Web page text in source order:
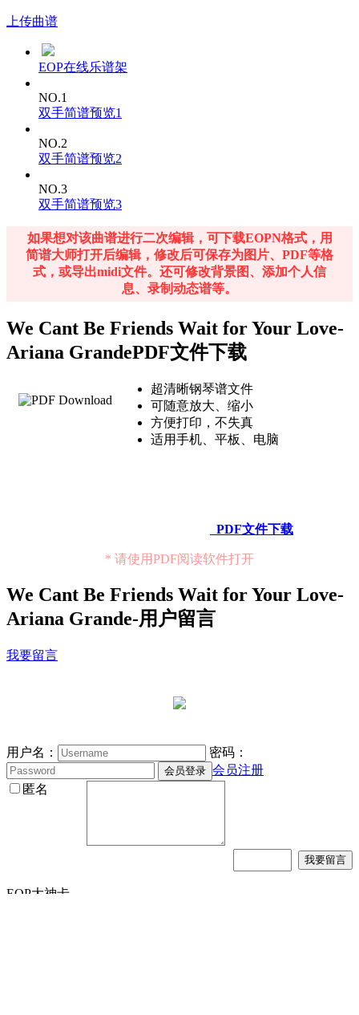
But I'd like to just pre-etend
You cling to your papers and pens
Wait until you like me again
Wait for your love
My love I'll wait for your love
I'll wait for your love
My love I'll wait for your love
I'll wait for your love
I'll wait for your love
I'll wait for your love
I'll wait for your love
I'll wait for your love
上传曲谱
EOP在线乐谱架
NO.1
双手简谱预览1
NO.2
双手简谱预览2
NO.3
双手简谱预览3
如果想对该曲谱进行二次编辑，可下载EOPN格式，用
简谱大师打开后编辑，修改后可保存为图片、PDF等格
式，或导出midi文件。还可修改背景图、添加个人信
息、录制动态谱等。
We Cant Be Friends Wait for Your Love-
Ariana GrandePDF文件下载
超清晰钢琴谱文件
可随意放大、缩小
方便打印，不失真
适用手机、平板、电脑
PDF文件下载
* 请使用PDF阅读软件打开
We Cant Be Friends Wait for Your Love-
Ariana Grande-用户留言
我要留言
用户名：
密码：
会员注册
匿名
EOP大神卡。